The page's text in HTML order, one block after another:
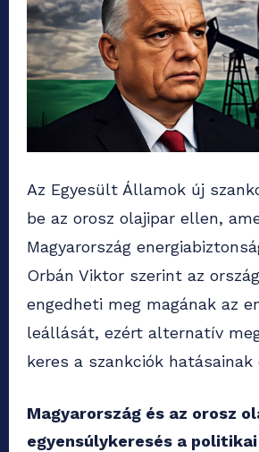
Az Egyesült Államok új
be az orosz olajipar ellen,
Magyarország
Orbán Viktor szerint az
engedheti meg magának az
leállását, ezért alternatív
keres a szankciók hatásainak
Magyarország és az orosz
egyensúlykeresés a